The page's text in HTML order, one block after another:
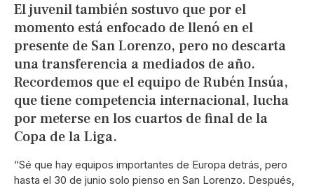
El juvenil también sostuvo que por el
momento está enfocado de llenó en el
presente de San Lorenzo, pero no descarta
una transferencia a mediados de año.
Recordemos que el equipo de Rubén Insúa,
que tiene competencia internacional, lucha
por meterse en los cuartos de final de la
Copa de la Liga.
“Sé que hay equipos importantes de Europa detrás, pero
hasta el 30 de junio solo pienso en San Lorenzo. Después,